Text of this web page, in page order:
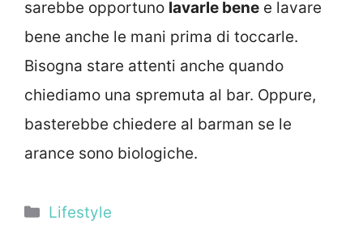
sarebbe opportuno lavarle bene e lavare
bene anche le mani prima di toccarle.
Bisogna stare attenti anche quando
chiediamo una spremuta al bar. Oppure,
basterebbe chiedere al barman se le
arance sono biologiche.
Categorie
Lifestyle